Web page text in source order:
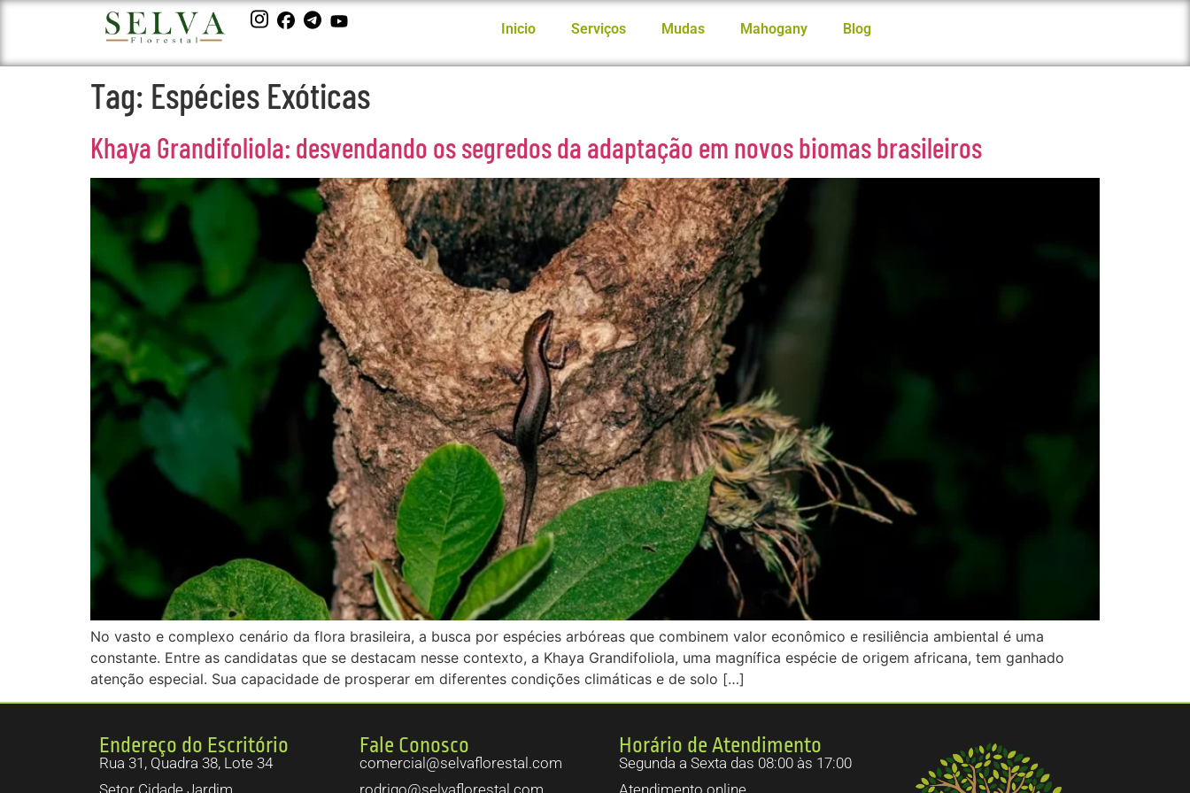
Inicio Serviços Mudas Mahogany Blog
Tag: Espécies Exóticas
Khaya Grandifoliola: desvendando os segredos da adaptação em novos biomas brasileiros
No vasto e complexo cenário da flora brasileira, a busca por espécies arbóreas que combinem valor econômico e resiliência ambiental é uma
constante. Entre as candidatas que se destacam nesse contexto, a Khaya Grandifoliola, uma magnífica espécie de origem africana, tem ganhado
atenção especial. Sua capacidade de prosperar em diferentes condições climáticas e de solo […]
Endereço do Escritório
Rua 31, Quadra 38, Lote 34
Fale Conosco
comercial@selvaflorestal.com
Horário de Atendimento
Segunda a Sexta das 08:00 às 17:00